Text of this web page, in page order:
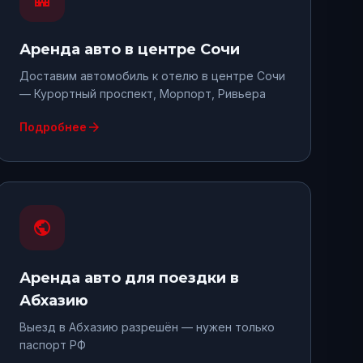
Аренда авто в центре Сочи
Доставим автомобиль к отелю в центре Сочи
— Курортный проспект, Морпорт, Ривьера
Подробнее arrow_forward
public
Аренда авто для поездки в
Абхазию
Выезд в Абхазию разрешён — нужен только
паспорт РФ